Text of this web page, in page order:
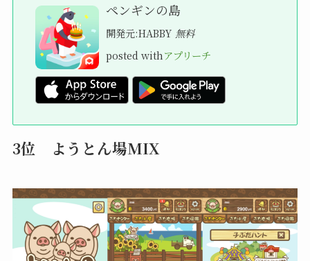
ペンギンの島
開発元:HABBY 無料
posted withアプリーチ
3位 ようとん場MIX